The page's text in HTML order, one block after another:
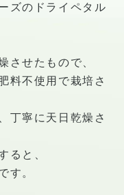
ズのドライペタル
させたもので、
料不使用で栽培さ
丁寧に天日乾燥さ
ると、
す。